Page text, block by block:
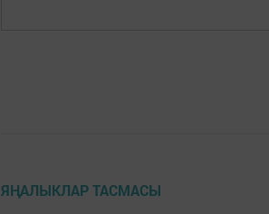
ЯҢАЛЫКЛАР ТАСМАСЫ